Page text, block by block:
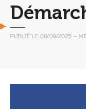
PUBLIÉ LE 08/09/2025 –